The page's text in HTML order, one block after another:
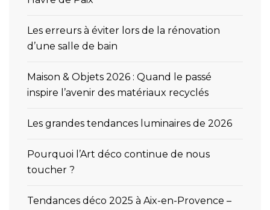
Les erreurs à éviter lors de la rénovation
d’une salle de bain
Maison & Objets 2026 : Quand le passé
inspire l’avenir des matériaux recyclés
Les grandes tendances luminaires de 2026
Pourquoi l’Art déco continue de nous
toucher ?
Tendances déco 2025 à Aix-en-Provence –